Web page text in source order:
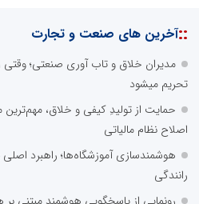
::آخرین های صنعت و تجارت
مدیران خلاق و تاب آوری صنعتی؛ وقتی
تحریم میشود
حمایت از تولیدِ کیفی و خلاق، مهم‌ترین
اصلاح نظام مالیاتی
هوشمندسازی آموزشگاه‌ها؛ راهبرد
رانندگی